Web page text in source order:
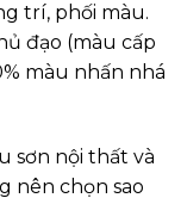
trí, phối màu.
đạo (màu cấp
màu nhấn nhá
sơn nội thất và
nên chọn sao